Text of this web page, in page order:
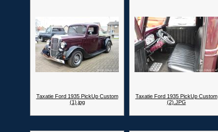
Taxatie Ford 1935 PickUp Custom
(1).jpg
Taxatie Ford 1935 PickUp Custom
(2).JPG